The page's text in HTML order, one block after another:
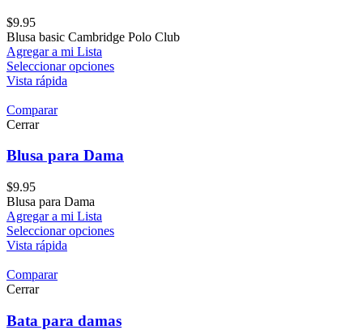
$9.95
Blusa basic Cambridge Polo Club
Agregar a mi Lista
Seleccionar opciones
Vista rápida
Comparar
Cerrar
Blusa para Dama
$9.95
Blusa para Dama
Agregar a mi Lista
Seleccionar opciones
Vista rápida
Comparar
Cerrar
Bata para damas